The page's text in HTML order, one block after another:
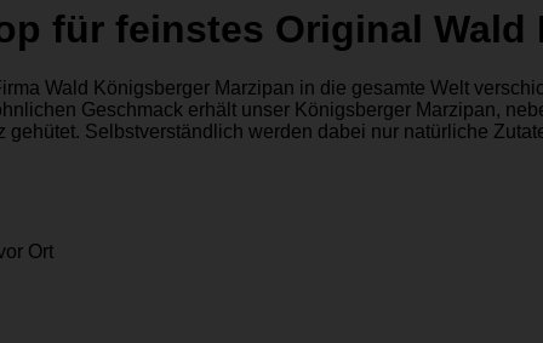
für feinstes Original
Wald Königsberger Marzipan in die gesamte Welt
Geschmack erhält unser Königsberger Marzipan,
Selbstverständlich werden dabei nur natürliche
Ort